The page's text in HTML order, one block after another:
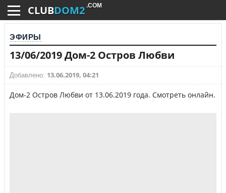
CLUBDOM2 .COM
ЭФИРЫ
13/06/2019 Дом-2 Остров Любви
Добавлено: 13.06.2019, 04:21
Дом-2 Остров Любви от 13.06.2019 года. Смотреть онлайн.